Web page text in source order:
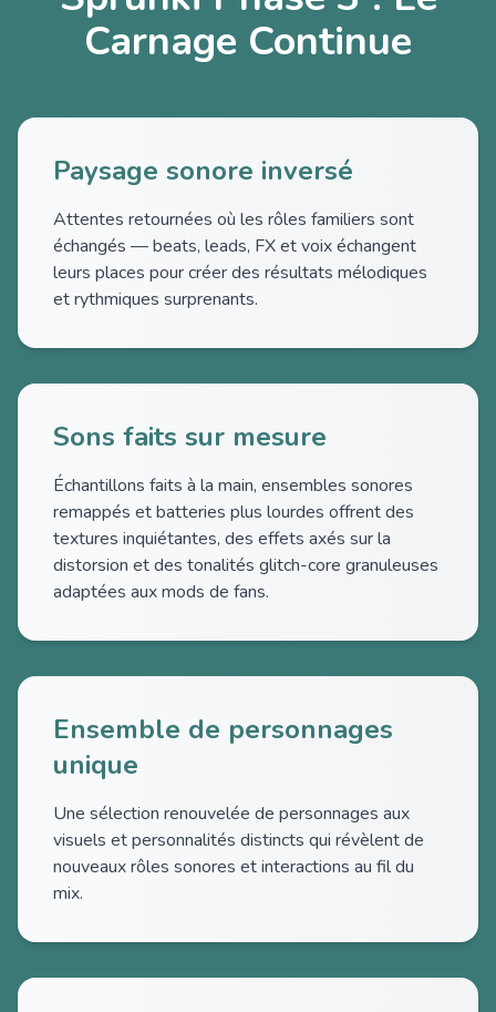
Carnage Continue
Paysage sonore inversé
Attentes retournées où les rôles familiers sont
échangés — beats, leads, FX et voix échangent
leurs places pour créer des résultats mélodiques
et rythmiques surprenants.
Sons faits sur mesure
Échantillons faits à la main, ensembles sonores
remappés et batteries plus lourdes offrent des
textures inquiétantes, des effets axés sur la
distorsion et des tonalités glitch-core granuleuses
adaptées aux mods de fans.
Ensemble de personnages
unique
Une sélection renouvelée de personnages aux
visuels et personnalités distincts qui révèlent de
nouveaux rôles sonores et interactions au fil du
mix.